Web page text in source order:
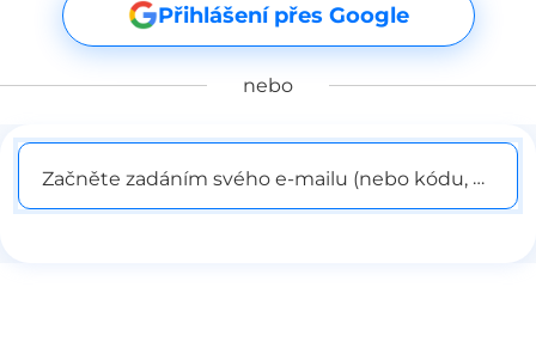
Přihlášení přes Google
nebo
Začněte zadáním svého e-mailu (nebo kódu,